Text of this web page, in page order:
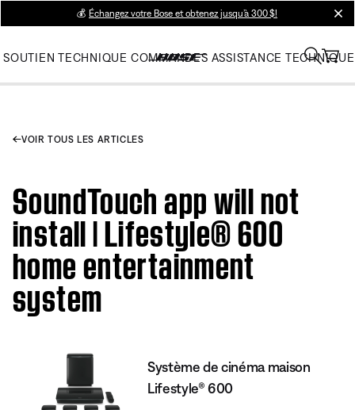
💰 Échangez votre Bose et obtenez jusqu’à 300 $!
SOUTIEN TECHNIQUE COMMANDES ASSISTANCE TECHNIQUE
VOIR TOUS LES ARTICLES
SoundTouch app will not
install | Lifestyle® 600
home entertainment
system
Système de cinéma maison
Lifestyle® 600